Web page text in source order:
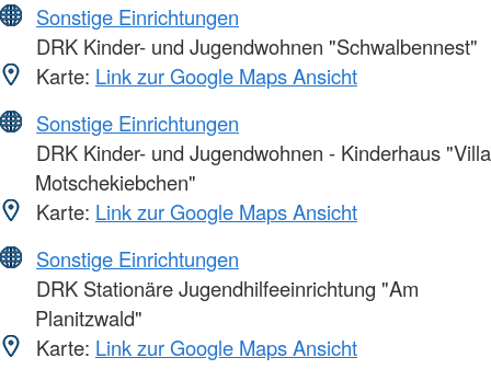
Sonstige Einrichtungen
DRK Kinder- und Jugendwohnen "Schwalbennest"
Karte: Link zur Google Maps Ansicht
Sonstige Einrichtungen
DRK Kinder- und Jugendwohnen - Kinderhaus "Villa
Motschekiebchen"
Karte: Link zur Google Maps Ansicht
Sonstige Einrichtungen
DRK Stationäre Jugendhilfeeinrichtung "Am
Planitzwald"
Karte: Link zur Google Maps Ansicht